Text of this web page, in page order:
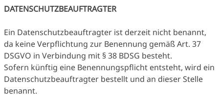
DATENSCHUTZBEAUFTRAGTER
Ein Datenschutzbeauftragter ist derzeit nicht benannt,
da keine Verpflichtung zur Benennung gemäß Art. 37
DSGVO in Verbindung mit § 38 BDSG besteht.
Sofern künftig eine Benennungspflicht entsteht, wird ein
Datenschutzbeauftragter bestellt und an dieser Stelle
benannt.